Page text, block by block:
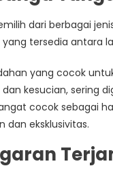
dari berbagai
tersedia antara
yang cocok
kesucian, sering
cocok sebagai
dan eksklusivitas.